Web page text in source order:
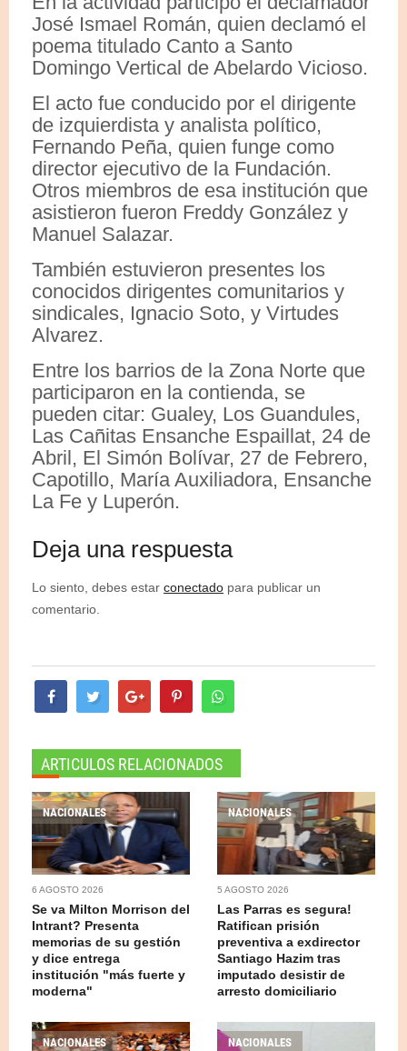
José Ismael Román, quien declamó el
poema titulado Canto a Santo
Domingo Vertical de Abelardo Vicioso.
El acto fue conducido por el dirigente
de izquierdista y analista político,
Fernando Peña, quien funge como
director ejecutivo de la Fundación.
Otros miembros de esa institución que
asistieron fueron Freddy González y
Manuel Salazar.
También estuvieron presentes los
conocidos dirigentes comunitarios y
sindicales, Ignacio Soto, y Virtudes
Alvarez.
Entre los barrios de la Zona Norte que
participaron en la contienda, se
pueden citar: Gualey, Los Guandules,
Las Cañitas Ensanche Espaillat, 24 de
Abril, El Simón Bolívar, 27 de Febrero,
Capotillo, María Auxiliadora, Ensanche
La Fe y Luperón.
Deja una respuesta
Lo siento, debes estar conectado para publicar un
comentario.
ARTICULOS RELACIONADOS
NACIONALES
6 AGOSTO 2026
Se va Milton Morrison del
Intrant? Presenta
memorias de su gestión
y dice entrega
institución "más fuerte y
moderna"
NACIONALES
5 AGOSTO 2026
Las Parras es segura!
Ratifican prisión
preventiva a exdirector
Santiago Hazim tras
imputado desistir de
arresto domiciliario
NACIONALES NACIONALES